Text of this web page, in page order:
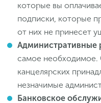
которые вы
подписки, которые
от них не принесет
Административные
самое необходимое.
канцелярских
незначимые
Банковское